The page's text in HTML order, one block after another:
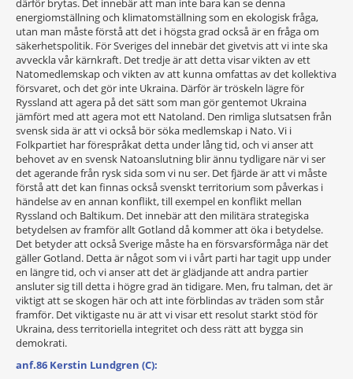
därför brytas. Det innebär att man inte bara kan se denna
energiomställning och klimatomställning som en ekologisk fråga,
utan man måste förstå att det i högsta grad också är en fråga om
säkerhetspolitik. För Sveriges del innebär det givetvis att vi inte ska
avveckla vår kärnkraft. Det tredje är att detta visar vikten av ett
Natomedlemskap och vikten av att kunna omfattas av det kollektiva
försvaret, och det gör inte Ukraina. Därför är tröskeln lägre för
Ryssland att agera på det sätt som man gör gentemot Ukraina
jämfört med att agera mot ett Natoland. Den rimliga slutsatsen från
svensk sida är att vi också bör söka medlemskap i Nato. Vi i
Folkpartiet har förespråkat detta under lång tid, och vi anser att
behovet av en svensk Natoanslutning blir ännu tydligare när vi ser
det agerande från rysk sida som vi nu ser. Det fjärde är att vi måste
förstå att det kan finnas också svenskt territorium som påverkas i
händelse av en annan konflikt, till exempel en konflikt mellan
Ryssland och Baltikum. Det innebär att den militära strategiska
betydelsen av framför allt Gotland då kommer att öka i betydelse.
Det betyder att också Sverige måste ha en försvarsförmåga när det
gäller Gotland. Detta är något som vi i vårt parti har tagit upp under
en längre tid, och vi anser att det är glädjande att andra partier
ansluter sig till detta i högre grad än tidigare. Men, fru talman, det är
viktigt att se skogen här och att inte förblindas av träden som står
framför. Det viktigaste nu är att vi visar ett resolut starkt stöd för
Ukraina, dess territoriella integritet och dess rätt att bygga sin
demokrati.
anf.86 Kerstin Lundgren (C):